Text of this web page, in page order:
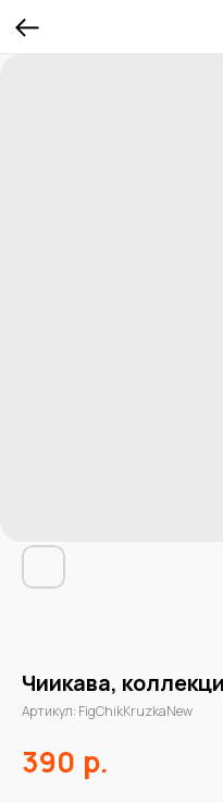
Чиикава,
Артикул: FigChikKruzkaNew
390 р.